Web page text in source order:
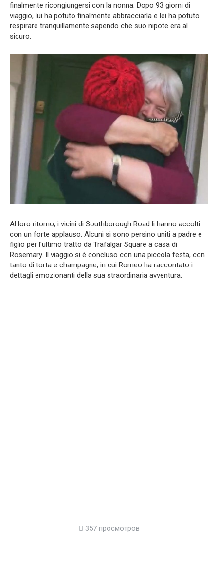
finalmente ricongiungersi con la nonna. Dopo 93 giorni di
viaggio, lui ha potuto finalmente abbracciarla e lei ha potuto
respirare tranquillamente sapendo che suo nipote era al
sicuro.
Al loro ritorno, i vicini di Southborough Road li hanno accolti
con un forte applauso. Alcuni si sono persino uniti a padre e
figlio per l’ultimo tratto da Trafalgar Square a casa di
Rosemary. Il viaggio si è concluso con una piccola festa, con
tanto di torta e champagne, in cui Romeo ha raccontato i
dettagli emozionanti della sua straordinaria avventura.
357 просмотров